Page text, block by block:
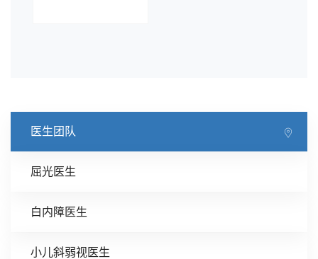
医生团队
屈光医生
白内障医生
小儿斜弱视医生